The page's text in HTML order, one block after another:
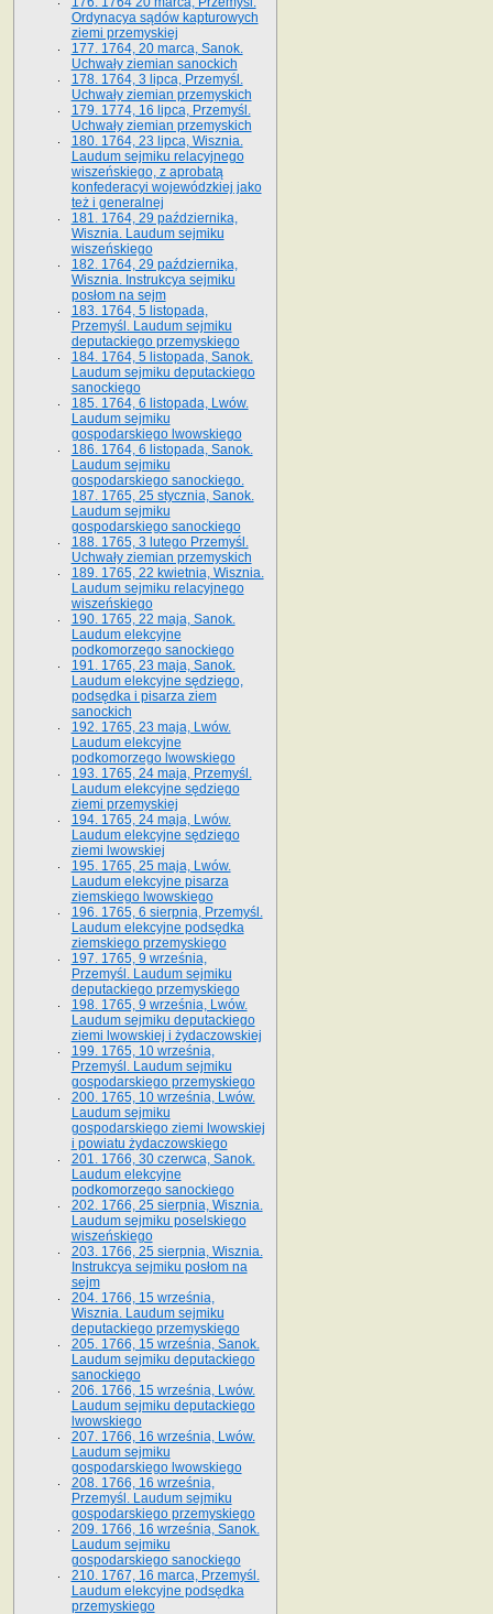
Ordynacya sądów kapturowych
ziemi przemyskiej
177. 1764, 20 marca, Sanok.
Uchwały ziemian sanockich
178. 1764, 3 lipca, Przemyśl.
Uchwały ziemian przemyskich
179. 1774, 16 lipca, Przemyśl.
Uchwały ziemian przemyskich
180. 1764, 23 lipca, Wisznia.
Laudum sejmiku relacyjnego
wiszeńskiego, z aprobatą
konfederacyi wojewódzkiej jako
też i generalnej
181. 1764, 29 października,
Wisznia. Laudum sejmiku
wiszeńskiego
182. 1764, 29 października,
Wisznia. Instrukcya sejmiku
posłom na sejm
183. 1764, 5 listopada,
Przemyśl. Laudum sejmiku
deputackiego przemyskiego
184. 1764, 5 listopada, Sanok.
Laudum sejmiku deputackiego
sanockiego
185. 1764, 6 listopada, Lwów.
Laudum sejmiku
gospodarskiego lwowskiego
186. 1764, 6 listopada, Sanok.
Laudum sejmiku
gospodarskiego sanockiego.
187. 1765, 25 stycznia, Sanok.
Laudum sejmiku
gospodarskiego sanockiego
188. 1765, 3 lutego Przemyśl.
Uchwały ziemian przemyskich
189. 1765, 22 kwietnia, Wisznia.
Laudum sejmiku relacyjnego
wiszeńskiego
190. 1765, 22 maja, Sanok.
Laudum elekcyjne
podkomorzego sanockiego
191. 1765, 23 maja, Sanok.
Laudum elekcyjne sędziego,
podsędka i pisarza ziem
sanockich
192. 1765, 23 maja, Lwów.
Laudum elekcyjne
podkomorzego lwowskiego
193. 1765, 24 maja, Przemyśl.
Laudum elekcyjne sędziego
ziemi przemyskiej
194. 1765, 24 maja, Lwów.
Laudum elekcyjne sędziego
ziemi lwowskiej
195. 1765, 25 maja, Lwów.
Laudum elekcyjne pisarza
ziemskiego lwowskiego
196. 1765, 6 sierpnia, Przemyśl.
Laudum elekcyjne podsędka
ziemskiego przemyskiego
197. 1765, 9 września,
Przemyśl. Laudum sejmiku
deputackiego przemyskiego
198. 1765, 9 września, Lwów.
Laudum sejmiku deputackiego
ziemi lwowskiej i żydaczowskiej
199. 1765, 10 września,
Przemyśl. Laudum sejmiku
gospodarskiego przemyskiego
200. 1765, 10 września, Lwów.
Laudum sejmiku
gospodarskiego ziemi lwowskiej
i powiatu żydaczowskiego
201. 1766, 30 czerwca, Sanok.
Laudum elekcyjne
podkomorzego sanockiego
202. 1766, 25 sierpnia, Wisznia.
Laudum sejmiku poselskiego
wiszeńskiego
203. 1766, 25 sierpnia, Wisznia.
Instrukcya sejmiku posłom na
sejm
204. 1766, 15 września,
Wisznia. Laudum sejmiku
deputackiego przemyskiego
205. 1766, 15 września, Sanok.
Laudum sejmiku deputackiego
sanockiego
206. 1766, 15 września, Lwów.
Laudum sejmiku deputackiego
lwowskiego
207. 1766, 16 września, Lwów.
Laudum sejmiku
gospodarskiego lwowskiego
208. 1766, 16 września,
Przemyśl. Laudum sejmiku
gospodarskiego przemyskiego
209. 1766, 16 września, Sanok.
Laudum sejmiku
gospodarskiego sanockiego
210. 1767, 16 marca, Przemyśl.
Laudum elekcyjne podsędka
przemyskiego